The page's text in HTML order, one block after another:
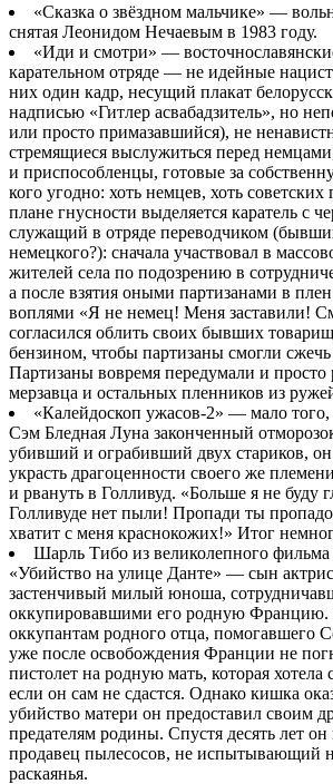
«Сказка о звёздном мальчике» —
снятая Леонидом Нечаевым в 1983 году.
«Иди и смотри» —
карательном отряде — не идейные
них один кадр, несущий плакат
надписью «Гитлер асвабадзитель», но
или просто примазавшийся), не
стремящиеся выслужиться перед
и приспособленцы, готовые за
кого угодно: хоть немцев, хоть
плане гнусности выделяется каратель с
служащий в отряде переводчиком
немецкого?): сначала участвовал в
жителей села по подозрению в
а после взятия оными партизанами в
воплями «Я не немец! Меня заставили!
согласился облить своих бывших
бензином, чтобы партизаны смогли
Партизаны вовремя передумали и просто
мерзавца и остальных пленников из
«Калейдоскоп ужасов-2» — мало
Сэм Бледная Луна законченный
убивший и ограбивший двух стариков,
украсть драгоценности своего же
и рвануть в Голливуд. «Больше я не буду
Голливуде нет пыли! Пропади ты
хватит с меня краснокожих!» Итог
Шарль Тибо из великолепного
«Убийство на улице Данте» — сын
застенчивый милый юноша,
оккупировавшими его родную Францию.
оккупантам родного отца, помогавшего
уже после освобождения Франции не
пистолет на родную мать, которая хотела
если он сам не сдастся. Однако кишка
убийство матери он предоставил своим
предателям родины. Спустя десять лет
продавец пылесосов, не испытывающий
раскаянья.